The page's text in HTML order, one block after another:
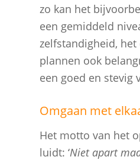
zo kan het
een gemiddeld
zelfstandigheid,
plannen ook
een goed en stevig
Omgaan met
Het motto van het
luidt: ‘Niet apart